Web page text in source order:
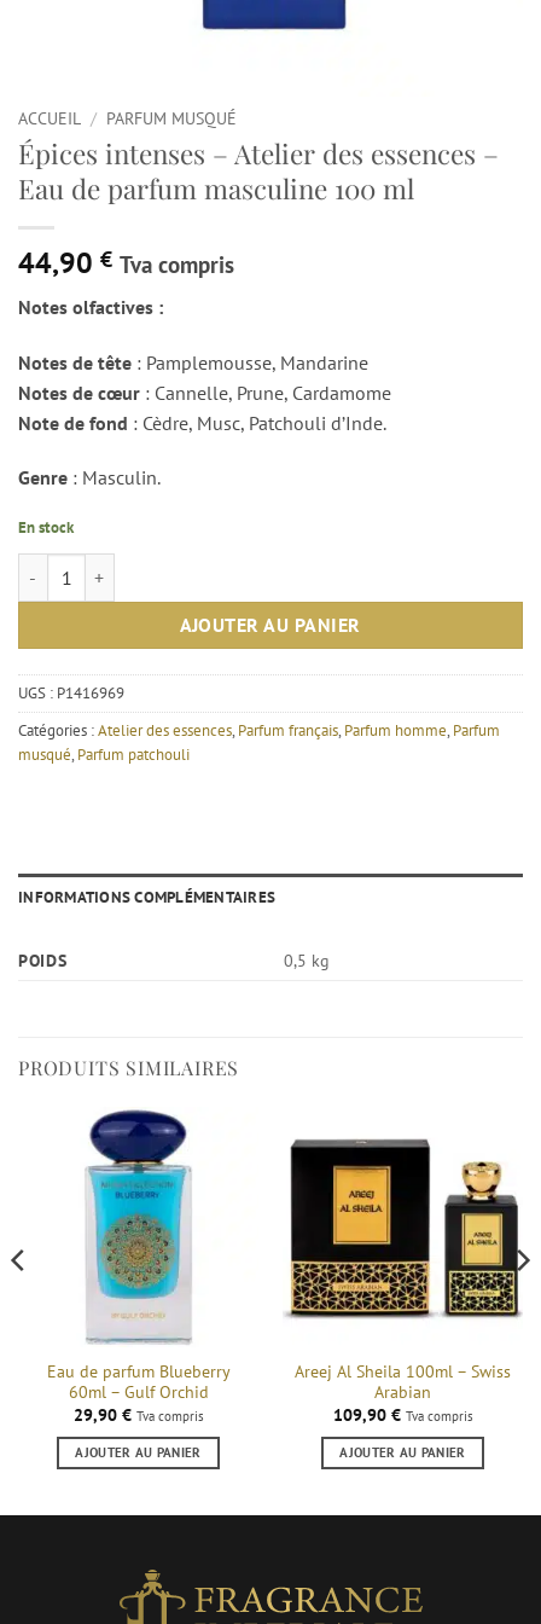
ACCUEIL / PARFUM MUSQUÉ
Épices intenses – Atelier des essences –
Eau de parfum masculine 100 ml
44,90 € Tva compris
Notes olfactives :
Notes de tête : Pamplemousse, Mandarine
Notes de cœur : Cannelle, Prune, Cardamome
Note de fond : Cèdre, Musc, Patchouli d’Inde.
Genre : Masculin.
En stock
quantité de Épices intenses - Atelier des essences – Eau de parfum
AJOUTER AU PANIER
UGS : P1416969
Catégories :Atelier des essences, Parfum français, Parfum homme, Parfum
musqué, Parfum patchouli
INFORMATIONS COMPLÉMENTAIRES
POIDS 0,5 kg
PRODUITS SIMILAIRES
Eau de parfum Blueberry
60ml – Gulf Orchid
29,90 € Tva compris
AJOUTER AU PANIER
Areej Al Sheila 100ml – Swiss
Arabian
109,90 € Tva compris
AJOUTER AU PANIER